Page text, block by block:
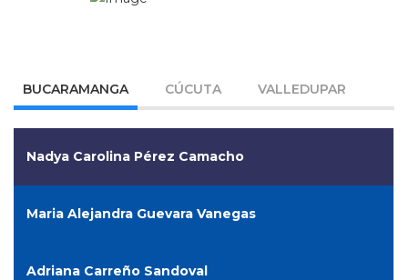
BUCARAMANGA CÚCUTA VALLEDUPAR
Nadya Carolina Pérez Camacho
Maria Alejandra Guevara Vanegas
Adriana Carreño Sandoval